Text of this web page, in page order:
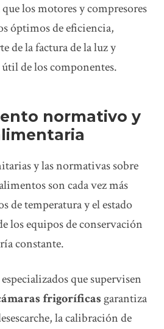
que los motores y compresores
óptimos de eficiencia,
de la factura de la luz y
de los componentes.
normativo y
y las normativas sobre
son cada vez más
de temperatura y el estado
los equipos de conservación
constante.
que supervisen
frigoríficasgarantiza
la calibración de